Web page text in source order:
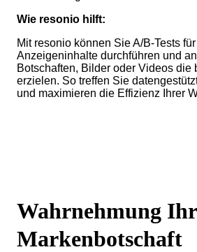
Wie resonio hilft:
Mit resonio können Sie A/B-Tests
Anzeigeninhalte durchführen und
Botschaften, Bilder oder Videos die
erzielen. So treffen Sie
und maximieren die Effizienz Ihrer
Wahrnehmung
Markenbotschaft